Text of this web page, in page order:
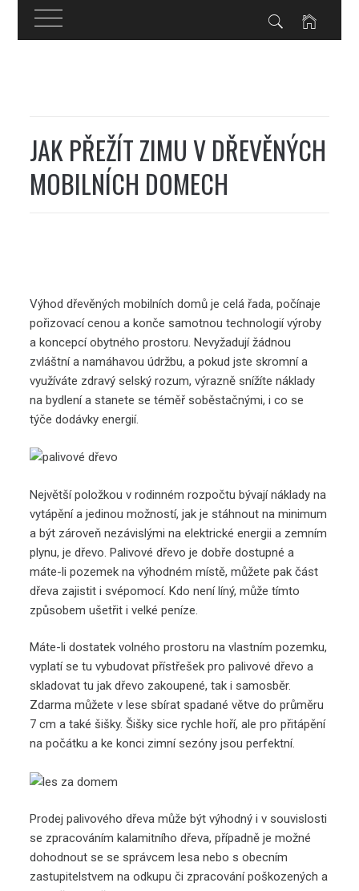
JAK PŘEŽÍT ZIMU V DŘEVĚNÝCH
MOBILNÍCH DOMECH
Výhoddřevěných mobilních domů je celá řada, počínaje
pořizovací cenou a konče samotnou technologií výroby
a koncepcí obytného prostoru. Nevyžadují žádnou
zvláštní a namáhavou údržbu, a pokud jste skromní a
využíváte zdravý selský rozum, výrazně snížíte náklady
na bydlení a stanete se téměř soběstačnými, i co se
týče dodávky energií.
Největší položkou v rodinném rozpočtu bývají náklady na
vytápění a jedinou možností, jak je stáhnout na minimum
a být zároveň nezávislými na elektrické energii a zemním
plynu, je dřevo. Palivové dřevo je dobře dostupné a
máte-li pozemek na výhodném místě, můžete pak část
dřeva zajistit i svépomocí. Kdo není líný, může tímto
způsobem ušetřit i velké peníze.
Máte-li dostatek volného prostoru na vlastním pozemku,
vyplatí se tu vybudovat přístřešek pro palivové dřevo a
skladovat tu jak dřevo zakoupené, tak i samosběr.
Zdarma můžete v lese sbírat spadané větve do průměru
7 cm a také šišky. Šišky sice rychle hoří, ale pro přitápění
na počátku a ke konci zimní sezóny jsou perfektní.
Prodej palivového dřeva může být výhodný i v souvislosti
se zpracováním kalamitního dřeva, případně je možné
dohodnout se se správcem lesa nebo s obecním
zastupitelstvem na odkupu či zpracování poškozených a